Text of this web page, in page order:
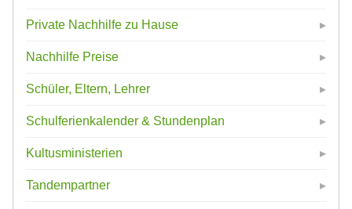
Private Nachhilfe zu Hause
Nachhilfe Preise
Schüler, Eltern, Lehrer
Schulferienkalender & Stundenplan
Kultusministerien
Tandempartner